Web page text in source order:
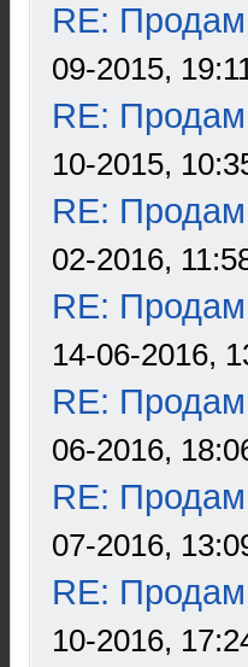
RE:
09-2015,
RE:
10-2015,
RE:
02-2016,
RE:
14-06-2016,
RE:
06-2016,
RE:
07-2016,
RE:
10-2016,